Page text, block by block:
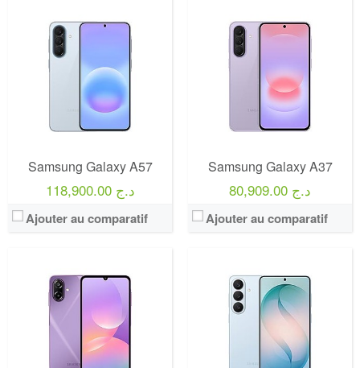
Samsung Galaxy A57
118,900.00 د.ج
Ajouter au comparatif
Samsung Galaxy A37
80,909.00 د.ج
Ajouter au comparatif